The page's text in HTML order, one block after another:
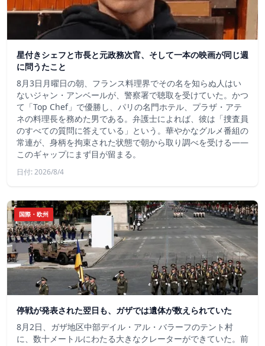
星付きシェフと市長と元政務次官、そして一本の映画が同じ週
に問うたこと
8月3日月曜日の朝、フランス料理界でその名を知らぬ人はい
ないジャン・アンベールが、警察署で聴取を受けていた。かつ
て「Top Chef」で優勝し、パリの名門ホテル、プラザ・アテ
ネの料理長を務めた男である。弁護士によれば、彼は「捜査員
のすべての質問に答えている」という。華やかなグルメ番組の
常連が、身柄を拘束された状態で朝から取り調べを受ける――
このギャップにまず目が留まる。
日付: 2026/8/4
国際・欧州
停戦が発表された翌日も、ガザでは遺体が数えられていた
8月2日、ガザ地区中部デイル・アル・バラーフのテント村
に、数十メートルにわたる大きなクレーターができていた。前